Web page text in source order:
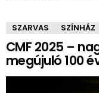
SZARVAS SZÍNHÁZ
CMF 2025 –
megújuló 100